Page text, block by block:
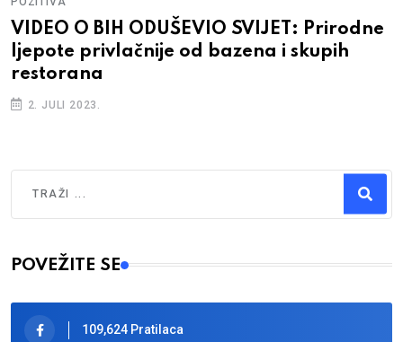
VIDEO O BIH ODUŠEVIO SVIJET: Prirodne
ljepote privlačnije od bazena i skupih
restorana
2. JULI 2023.
Type 2 or more characters for results.
POVEŽITE SE
109,624 Pratilaca